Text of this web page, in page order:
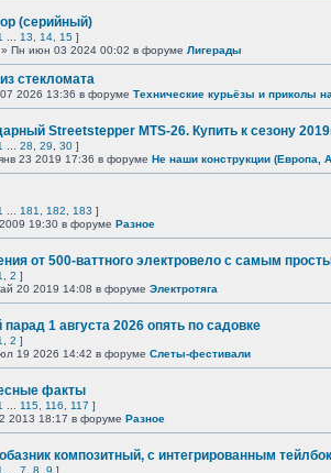
(серийный)
13 14 15 ]
» Пн июн 03 2024 00:02 в форуме Лигерады
стекломата
2026 13:36 в форуме Технические курьёзы и приколы
Streetstepper MTS-26. Купить к сезону
28 29 30 ]
23 2019 17:36 в форуме Не наши конструкции (Европа,
181 182 183 ]
19:30 в форуме Разное
от 500-ваттного электровело с самым
2 ]
20 2019 14:08 в форуме Электротяга
1 августа 2026 опять по садовке
2 ]
19 2026 14:42 в форуме Слеты-фестивали
факты
115 116 117 ]
2013 18:17 в форуме Разное
композитный, с интегрированным
7 8 9 ]